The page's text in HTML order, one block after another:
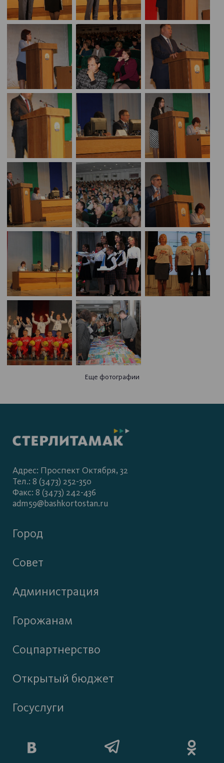
Еще фотографии
Адрес: Проспект Октября, 32
Тел.: 8 (3473) 252-350
Факс: 8 (3473) 242-436
adm59@bashkortostan.ru
Город
Совет
Администрация
Горожанам
Соцпартнерство
Открытый бюджет
Госуслуги